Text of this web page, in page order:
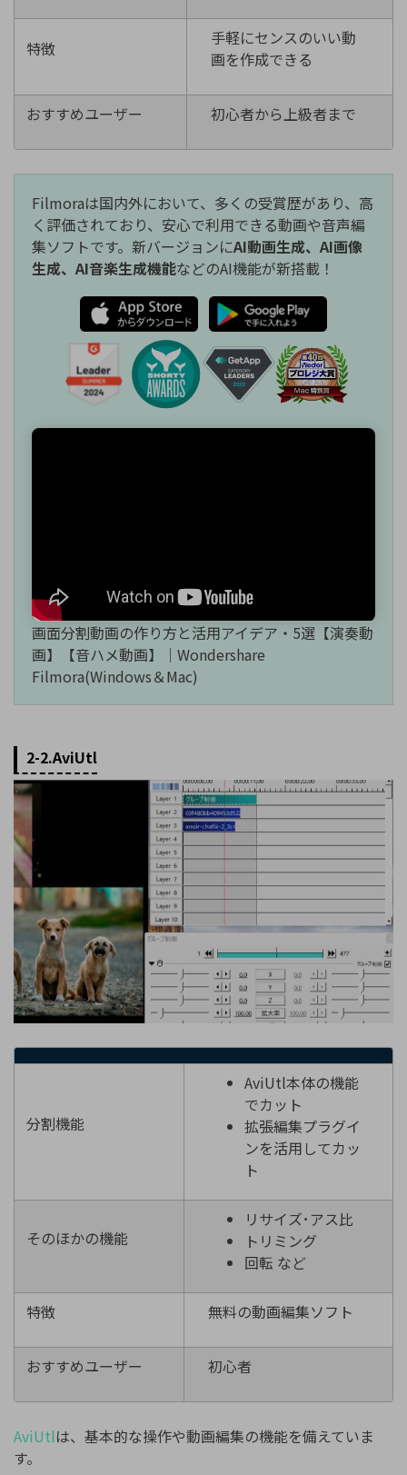
特徴
手軽にセンスのいい動
画を作成できる
おすすめユーザー 初心者から上級者まで
Filmoraは国内外において、多くの受賞歴があり、高
く評価されており、安心で利用できる動画や音声編
集ソフトです。新バージョンにAI動画生成、AI画像
生成、AI音楽生成機能などのAI機能が新搭載！
画面分割動画の作り方と活用アイデア・5選【演奏動
画】【音ハメ動画】｜Wondershare
Filmora(Windows＆Mac)
2-2.AviUtl
分割機能
AviUtl本体の機能
でカット
拡張編集プラグイ
ンを活用してカッ
ト
そのほかの機能
リサイズ･アス比
トリミング
回転 など
特徴 無料の動画編集ソフト
おすすめユーザー 初心者
AviUtlは、基本的な操作や動画編集の機能を備えていま
す。